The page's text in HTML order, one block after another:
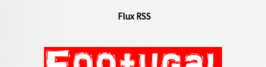
Flux RSS